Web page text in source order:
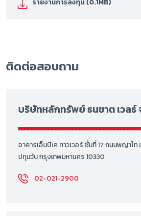
รายงานการลงทุน (0.1MB)
ติดต่อสอบถาม
บริษัทหลักทรัพย์ ธนชาต เวลธ์
อาคารเอ็มบีเค ทาวเวอร์ ชั้นที่ 17 ถนนพญาไท
ปทุมวัน กรุงเทพมหานคร 10330
02-021-2900